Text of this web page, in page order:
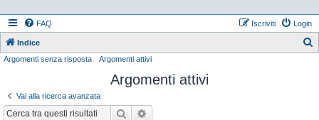
FAQ Login
Iscriviti
Indice
Argomenti senza risposta Argomenti attivi
Argomenti attivi
Vai alla ricerca avanzata
Cerca